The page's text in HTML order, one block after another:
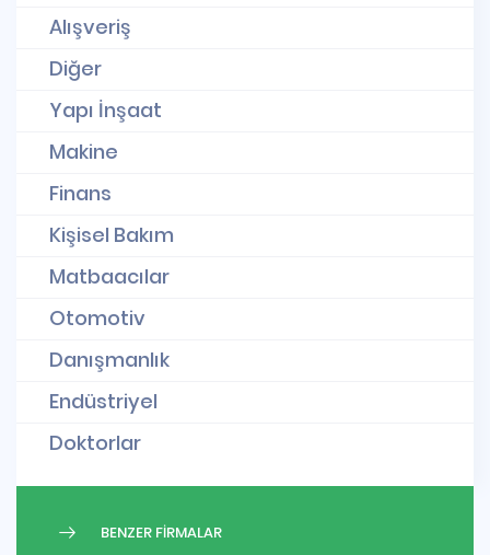
Alışveriş
Diğer
Yapı İnşaat
Makine
Finans
Kişisel Bakım
Matbaacılar
Otomotiv
Danışmanlık
Endüstriyel
Doktorlar
BENZER FİRMALAR